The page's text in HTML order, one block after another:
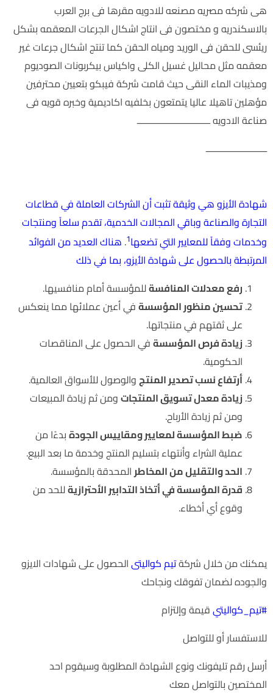
هى شركه مصريه مصنعه للادويه مقرها فى برج العرب
بالاسكندريه و مختصون فى انتاج اشكال الجرعات المعقمه بشكل
ريئسى للحقن فى الوريد ومياه الحقن كما تنتج اشكال جرعات غير
معقمه مثل محاليل غسيل الكلى واكياس بيكربونات الصوديوم
ومذيبات الماء النقى حيث قامت شركة فيبكو بتعيين محترفين
مؤهلين تاهيلا عاليا يتمتعون بخلفيه اكاديمية وخبره قويه فى
صناعة الادويه ــــــــــــــــــــــــــــــ
ـــــــــــــــــــــــــ
شهادة الأيزو هي وثيقة تثبت أن الشركات العاملة في قطاعات
التجارة والصناعة وباقي المجالات الخدمية، تقدم سلعاً ومنتجات
وخدمات وفقاً للمعايير التي تضعها1
. هناك العديد من الفوائد
المرتبطة بالحصول على شهادة الأيزو، بما في ذلك
رفع معدلات المنافسةللمؤسسة أمام منافسيها.
تحسين منظور المؤسسةفي أعين عملائها مما ينعكس
على ثقتهم في منتجاتها.
زيادة فرص المؤسسةفي الحصول على المناقصات
الحكومية.
أرتفاع نسب تصدير المنتجوالوصول للأسواق العالمية.
زيادة معدل تسويق المنتجاتومن ثم زيادة المبيعات
ومن ثم زيادة الأرباح.
ضبط المؤسسة لمعايير ومقاييس الجودةبدءًا من
عملية الشراء وأنتهاء بتسليم المنتج وخدمة ما بعد البيع.
الحد والتقليل من المخاطر المحدقة بالمؤسسة.
قدرة المؤسسة في أتخاذ التدابير الأحترازيةللحد من
وقوع أي أخطاء.
يمكنك من خلال شركةتيم كواليتىالحصول على شهادات الايزو
والجوده لضمان تفوقك ونجاحك
#تيم_كواليتيقيمة وإلتزام
للاستفسار أو للتواصل
أرسل رقم تليفونك ونوع الشهادة المطلوبة وسيقوم احد
المختصين بالتواصل معك